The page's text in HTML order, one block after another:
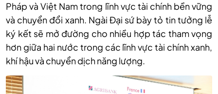
Pháp và Việt Nam trong lĩnh vực tài chính bền vững
và chuyển đổi xanh. Ngài Đại sứ bày tỏ tin tưởng lễ
ký kết sẽ mở đường cho nhiều hợp tác tham vọng
hơn giữa hai nước trong các lĩnh vực tài chính xanh,
khí hậu và chuyển dịch năng lượng.